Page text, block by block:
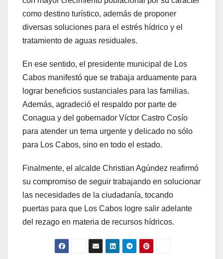
como destino turístico, además de proponer
diversas soluciones para el estrés hídrico y el
tratamiento de aguas residuales.
En ese sentido, el presidente municipal de Los
Cabos manifestó que se trabaja arduamente para
lograr beneficios sustanciales para las familias.
Además, agradeció el respaldo por parte de
Conagua y del gobernador Víctor Castro Cosío
para atender un tema urgente y delicado no sólo
para Los Cabos, sino en todo el estado.
Finalmente, el alcalde Christian Agúndez reafirmó
su compromiso de seguir trabajando en solucionar
las necesidades de la ciudadanía, tocando
puertas para que Los Cabos logre salir adelante
del rezago en materia de recursos hídricos.